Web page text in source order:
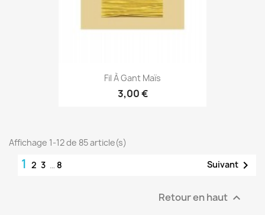
Fil À Gant Maïs
3,00 €
Affichage 1-12 de 85 article(s)
1 2 3 … 8 Suivant 
Retour en haut 